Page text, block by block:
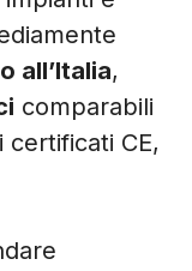
all’Italia,
comparabili
certificati CE,